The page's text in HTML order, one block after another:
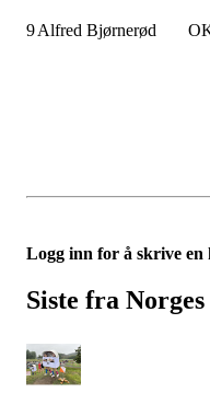
9Alfred Bjørnerød
Logg inn for å skrive en
Siste fra